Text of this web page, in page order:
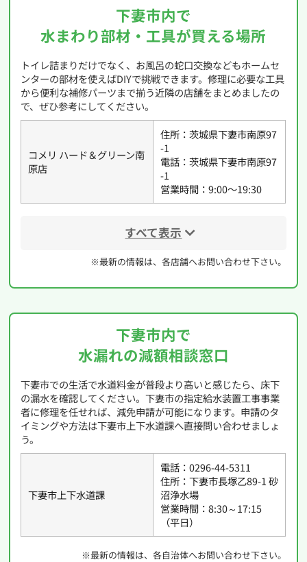
下妻市内で
水まわり部材・工具が買える場所
トイレ詰まりだけでなく、お風呂の蛇口交換などもホームセ
ンターの部材を使えばDIYで挑戦できます。修理に必要な工具
から便利な補修パーツまで揃う近隣の店舗をまとめましたの
で、ぜひ参考にしてください。
コメリ ハード＆グリーン南
原店
住所：茨城県下妻市南原97
-1
電話：茨城県下妻市南原97
-1
営業時間：9:00〜19:30
すべて表示
※最新の情報は、各店舗へお問い合わせ下さい。
下妻市内で
水漏れの減額相談窓口
下妻市での生活で水道料金が普段より高いと感じたら、床下
の漏水を確認してください。下妻市の指定給水装置工事事業
者に修理を任せれば、減免申請が可能になります。申請のタ
イミングや方法は下妻市上下水道課へ直接問い合わせましょ
う。
下妻市上下水道課
電話：0296-44-5311
住所：下妻市長塚乙89-1 砂
沼浄水場
営業時間：8:30～17:15
（平日）
※最新の情報は、各自治体へお問い合わせ下さい。